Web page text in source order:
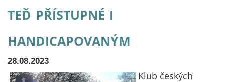
teď přístupné i
handicapovaným
28.08.2023
Klub českých